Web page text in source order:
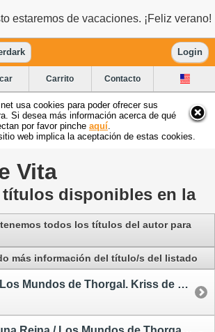
estaremos de vacaciones. ¡Feliz verano!
Login
Carrito Contacto
usa cookies para poder ofrecer sus
Si desea más información acerca de qué
por favor pinche aquí
web implica la aceptación de estas cookies.
Vita
disponibles en la
todos los títulos del autor para
más información del título/s del listado
Alianzas / Los Mundos de Thorgal. Kriss de Valnor 4 - cómic